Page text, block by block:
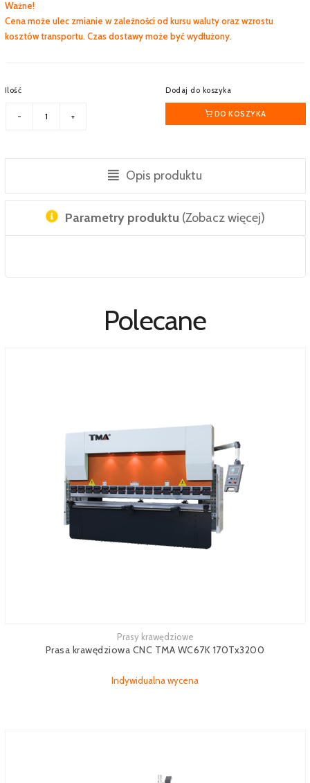
Ważne!
Cena może ulec zmianie w zależności od kursu waluty oraz wzrostu
kosztów transportu. Czas dostawy może być wydłużony.
Ilość Dodaj do koszyka
DO KOSZYKA
Opis produktu
Parametry produktu (Zobacz więcej)
Polecane
Prasy krawędziowe
Prasa krawędziowa CNC TMA WC67K 170Tx3200
Indywidualna wycena